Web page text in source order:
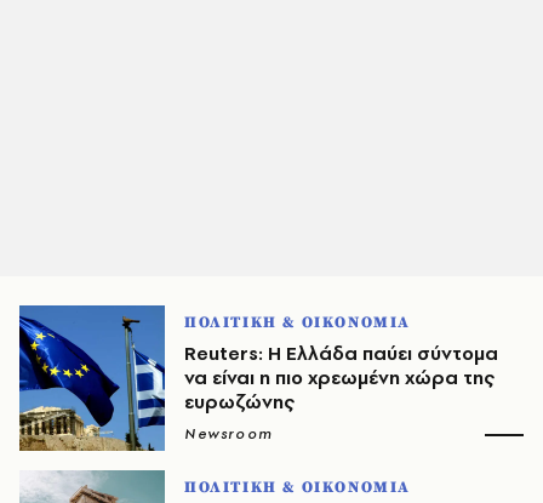
ΠΟΛΙΤΙΚΗ & ΟΙΚΟΝΟΜΙΑ
Reuters: Η Ελλάδα παύει σύντομα
να είναι η πιο χρεωμένη χώρα της
ευρωζώνης
Newsroom
ΠΟΛΙΤΙΚΗ & ΟΙΚΟΝΟΜΙΑ